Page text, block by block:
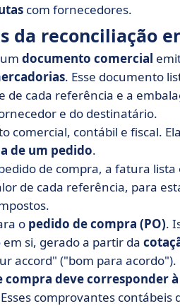
com fornecedores.
da reconciliação
documento comercial
. Esse documento
de cada referência e a
e do destinatário.
comercial, contábil e fiscal.
de um pedido.
de compra, a fatura
de cada referência, para
o pedido de compra (PO).
si, gerado a partir da
accord" ("bom para acordo").
compra deve corresponder
comprovantes